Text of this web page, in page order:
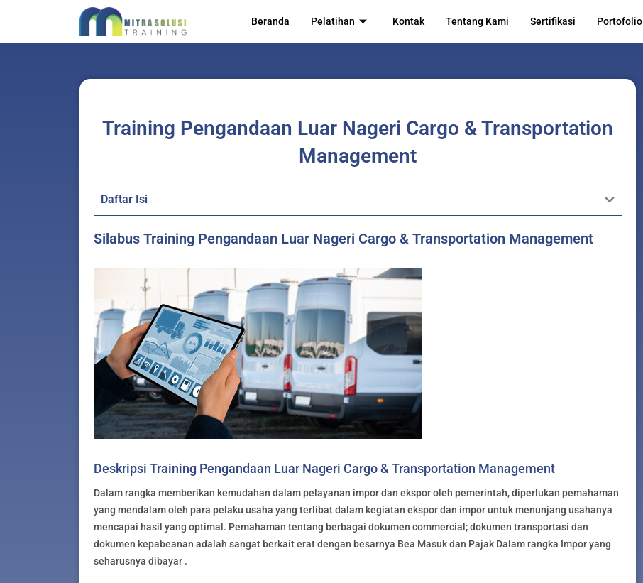
content
Beranda Pelatihan Kontak Tentang Kami Sertifikasi Portofolio
Training Pengandaan Luar Nageri Cargo & Transportation
Management
Daftar Isi
Silabus Training Pengandaan Luar Nageri Cargo & Transportation Management
Deskripsi Training Pengandaan Luar Nageri Cargo & Transportation Management
Dalam rangka memberikan kemudahan dalam pelayanan impor dan ekspor oleh pemerintah, diperlukan pemahaman
yang mendalam oleh para pelaku usaha yang terlibat dalam kegiatan ekspor dan impor untuk menunjang usahanya
mencapai hasil yang optimal. Pemahaman tentang berbagai dokumen commercial; dokumen transportasi dan
dokumen kepabeanan adalah sangat berkait erat dengan besarnya Bea Masuk dan Pajak Dalam rangka Impor yang
seharusnya dibayar .